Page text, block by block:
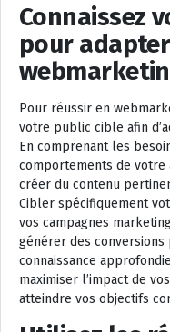
Connaissez
pour
Pour réussir en
votre public cible afin
En comprenant les
comportements de votre
créer du contenu
Cibler spécifiquement
vos campagnes
générer des conversions
connaissance
maximiser l’impact de
atteindre vos objectifs